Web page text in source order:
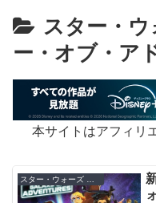
スター・
ー・オブ・ア
本サイトはアフィリ
スター・ウォーズ ギャラクシー・オブ・アドベンチャーズ